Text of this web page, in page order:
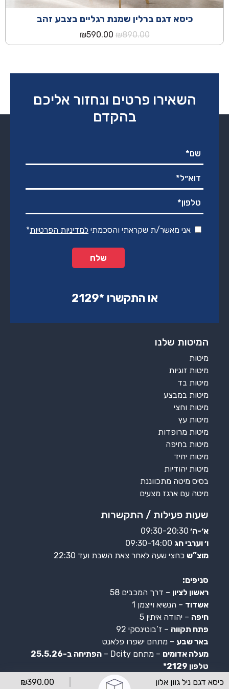
כיסא דגם ברלין שמנת רגליים בצבע זהב
₪890.00
המחיר
המקורי
₪590.00
הנוכחי
כיסא דגם ניל גוון אלון ₪390.00
השאירו פרטים ונחזור אליכם
בהקדם
אני מאשר/ת שקראתי והסכמתי למדיניות הפרטיות*
או התקשרו ‏*2129‏
המיטות שלנו
מיטות
מיטות זוגיות
מיטות בד
מיטות במבצע
מיטות וחצי
מיטות עץ
מיטות מרופדות
מיטות בחיפה
מיטות יחיד
מיטות יהודיות
בסיס מיטה מתכווננת
מיטה עם ארגז מצעים
שעות פעילות / התקשרות
א׳-ה׳ 09:30-20:30
ו׳ וערבי חג
מוצ”ש כחצי שעה לאחר צאת השבת ועד 22:30
סניפים:
ראשון לציון – דרך המכבים 58
אשדוד – הנשיא וייצמן 1
חיפה – יהודה איתין 5
פתח תקווה – ז’בוטינסקי 92
באר שבע – מתחם ישפרו פלאנט
מעלה אדומים – מתחם Dcity –
הפתיחה ב-25.5.26
טלפון 2129*